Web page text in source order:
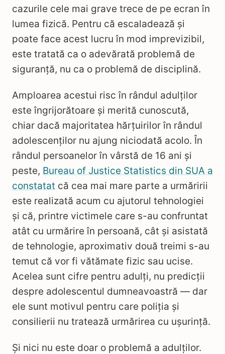
cazurile cele mai grave trece de pe ecran în
lumea fizică. Pentru că escaladează și
poate face acest lucru în mod imprevizibil,
este tratată ca o adevărată problemă de
siguranță, nu ca o problemă de disciplină.
Amploarea acestui risc în rândul adulților
este îngrijorătoare și merită cunoscută,
chiar dacă majoritatea hărțuirilor în rândul
adolescenților nu ajung niciodată acolo. În
rândul persoanelor în vârstă de 16 ani și
peste, Bureau of Justice Statistics din SUA a
constatat că cea mai mare parte a urmăririi
este realizată acum cu ajutorul tehnologiei
și că, printre victimele care s-au confruntat
atât cu urmărire în persoană, cât și asistată
de tehnologie, aproximativ două treimi s-au
temut că vor fi vătămate fizic sau ucise.
Acelea sunt cifre pentru adulți, nu predicții
despre adolescentul dumneavoastră — dar
ele sunt motivul pentru care poliția și
consilierii nu tratează urmărirea cu ușurință.
Și nici nu este doar o problemă a adulților.